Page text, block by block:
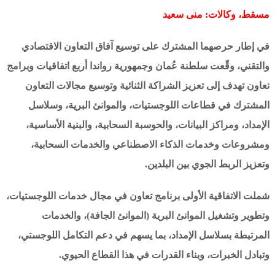
مسقط، وكالات: منى سعيد
في إطار حرصهما المشترك على توسيع آفاق التعاون الاقتصادي
والتقني، وقّعت سلطنة عُمان وجمهورية رواندا أربع اتفاقيات وبرامج
تعاون تهدف إلى تعزيز الشراكة الثنائية وتوسيع مجالات التعاون
المشترك في قطاعات اللوجستيات، والموانئ البرية، وسلاسل
الإمداد، ومراكز البيانات، والحوسبة السحابية، والبنية الأساسية،
ومشروعات وخدمات الذكاء الاصطناعي والخدمات السحابية،
وتعزيز الربط الجوي بين البلدين.
شملت الاتفاقية الأولى برنامج تعاون في مجال خدمات اللوجستيات،
وتطوير وتشغيل الموانئ البرية (الموانئ الجافة)، والخدمات
المرتبطة بسلاسل الإمداد، بما يسهم في دعم التكامل اللوجستي،
وتبادل الخبرات، وبناء القدرات في هذا القطاع الحيوي.